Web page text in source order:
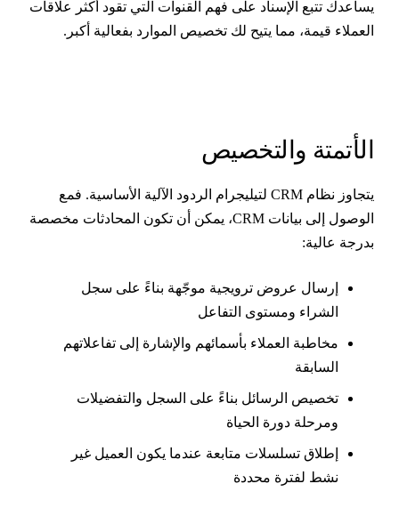
تتبع الإسناد على فهم القنوات التي تقود أكثر علاقات
قيمة، مما يتيح لك تخصيص الموارد بفعالية أكبر.
والتخصيص
يتجاوز نظام CRM لتيليجرام الردود الآلية الأساسية. فمع
الوصول إلى بيانات CRM، يمكن أن تكون المحادثات مخصصة
عالية:
إرسال عروض ترويجية موجّهة بناءً على سجل
الشراء ومستوى التفاعل
مخاطبة العملاء بأسمائهم والإشارة إلى تفاعلاتهم
السابقة
تخصيص الرسائل بناءً على السجل والتفضيلات
ومرحلة دورة الحياة
إطلاق تسلسلات متابعة عندما يكون العميل غير
نشط لفترة محددة